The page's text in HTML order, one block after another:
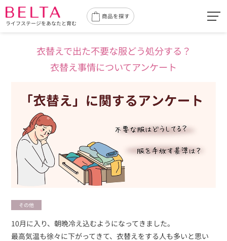
ライフステージをあなたと育む
商品を探す
衣替えで出た不要な服どう処分する？
衣替え事情についてアンケート
その他
10月に入り、朝晩冷え込むようになってきました。
最高気温も徐々に下がってきて、衣替えをする人も多いと思い